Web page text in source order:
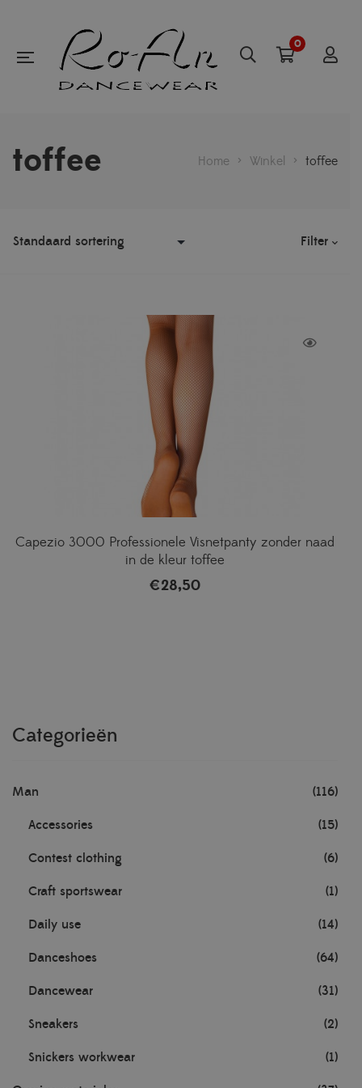
0
toffee Home > Winkel > toffee
Filter
Capezio 3000 Professionele Visnetpanty zonder naad
in de kleur toffee
€28,50
Categorieën
Man (116)
Accessories (15)
Contest clothing (6)
Craft sportswear (1)
Daily use (14)
Danceshoes (64)
Dancewear (31)
Sneakers (2)
Snickers workwear (1)